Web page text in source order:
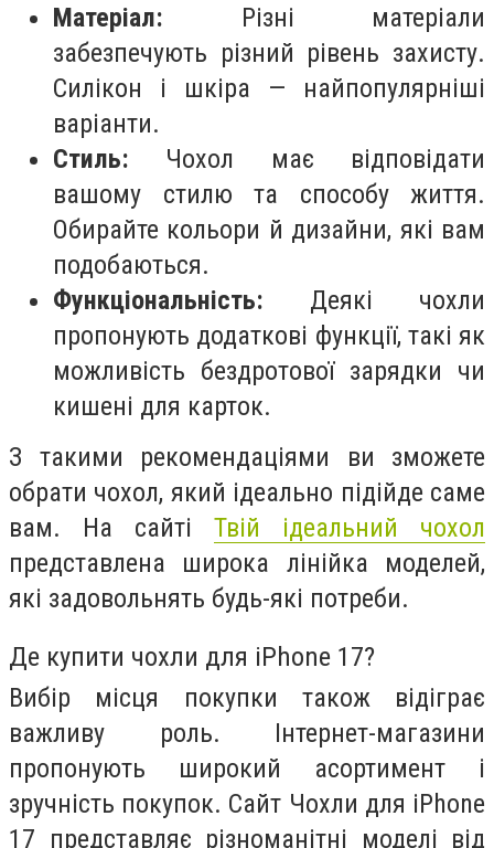
Матеріал: Різні матеріали
забезпечують різний рівень захисту.
Силікон і шкіра — найпопулярніші
варіанти.
Стиль: Чохол має відповідати
вашому стилю та способу життя.
Обирайте кольори й дизайни, які вам
подобаються.
Функціональність: Деякі чохли
пропонують додаткові функції, такі як
можливість бездротової зарядки чи
кишені для карток.
З такими рекомендаціями ви зможете
обрати чохол, який ідеально підійде саме
вам. На сайті Твій ідеальний чохол
представлена широка лінійка моделей,
які задовольнять будь-які потреби.
Де купити чохли для iPhone 17?
Вибір місця покупки також відіграє
важливу роль. Інтернет-магазини
пропонують широкий асортимент і
зручність покупок. Сайт Чохли для iPhone
17 представляє різноманітні моделі від